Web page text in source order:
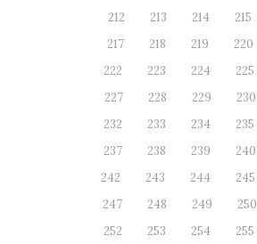
212
213 214 215
217
218 219 220
222
223 224 225
227
228 229 230
232
233 234 235
237
238 239 240
242
243 244 245
247
248 249 250
252
253 254 255